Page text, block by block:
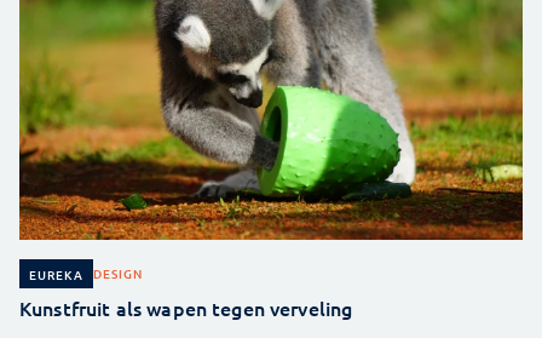
EUREKA DESIGN
Kunstfruit als wapen tegen verveling